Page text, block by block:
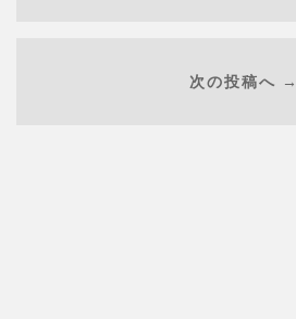
次の投稿へ →